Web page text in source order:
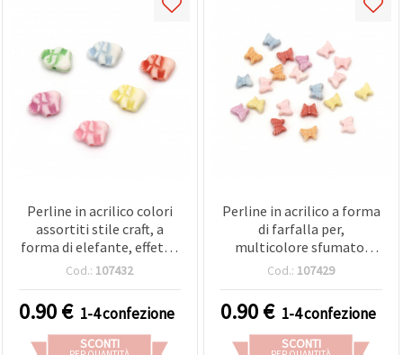
Perline in acrilico colori
assortiti stile craft, a
forma di elefante, effetto
lavato, 11 x 9 mm, foro 1
Cod.: 107432
0.90€ 1-4 confezione
SCONTI
Perline in acrilico a forma
di farfalla per,
multicolore sfumato,
assortite, 7 x 8,5 mm, foro
Cod.: 107429
0.90€ 1-4 confezione
SCONTI